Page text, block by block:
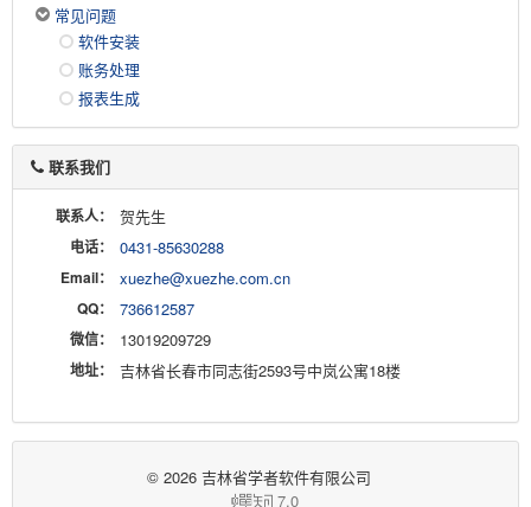
常见问题
软件安装
账务处理
报表生成
联系我们
联系人： 贺先生
电话： 0431-85630288
Email： xuezhe@xuezhe.com.cn
QQ： 736612587
微信： 13019209729
地址： 吉林省长春市同志街2593号中岚公寓18楼
© 2026 吉林省学者软件有限公司
7.0